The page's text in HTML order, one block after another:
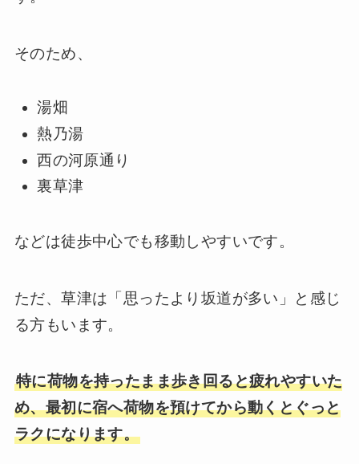
そのため、
湯畑
熱乃湯
西の河原通り
裏草津
などは徒歩中心でも移動しやすいです。
ただ、草津は「思ったより坂道が多い」と感じ
る方もいます。
特に荷物を持ったまま歩き回ると疲れやすいた
め、最初に宿へ荷物を預けてから動くとぐっと
ラクになります。